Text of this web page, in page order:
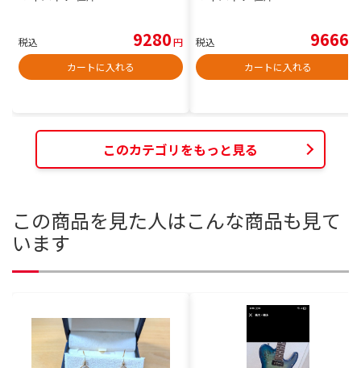
税込 9280円
カートに入れる
税込 9666
カートに入れる
このカテゴリをもっと見る
この商品を見た人はこんな商品も見て
います